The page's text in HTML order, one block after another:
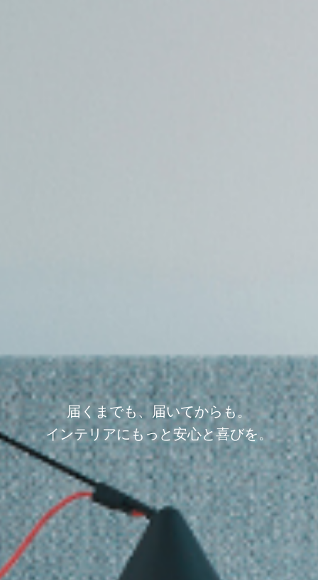
届くまでも、届いてからも。
インテリアにもっと安心と喜びを。